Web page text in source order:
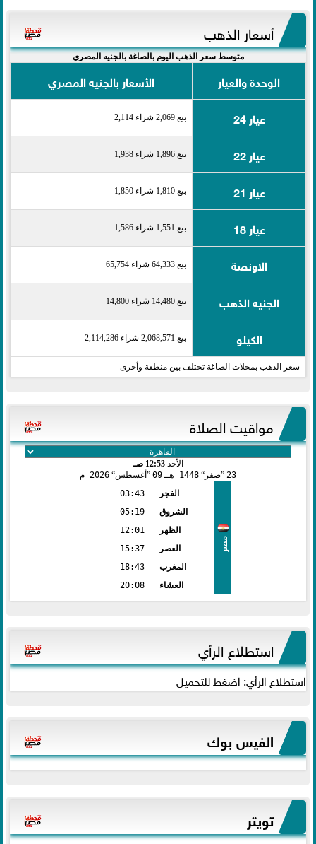
أسعار الذهب
متوسط سعر الذهب اليوم بالصاغة بالجنيه المصري
الوحدة والعيار
الأسعار بالجنيه المصري
عيار 24
بيع 2,069 شراء 2,114
عيار 22 بيع 1,896 شراء 1,938
عيار 21 بيع 1,810 شراء 1,850
عيار 18 بيع 1,551 شراء 1,586
الاونصة بيع 64,333 شراء 65,754
الجنيه الذهب بيع 14,480 شراء 14,800
الكيلو بيع 2,068,571 شراء 2,114,286
سعر الذهب بمحلات الصاغة تختلف بين منطقة وأخرى
مواقيت الصلاة
الأحد12:53 صـ
23 صفر 1448 هـ 09 أغسطس 2026 م
مصر
الفجر
03:43
الشروق
05:19
الظهر
12:01
العصر
15:37
المغرب
18:43
العشاء
20:08
استطلاع الرأي
استطلاع الرأي: اضغط للتحميل
الفيس بوك
تويتر